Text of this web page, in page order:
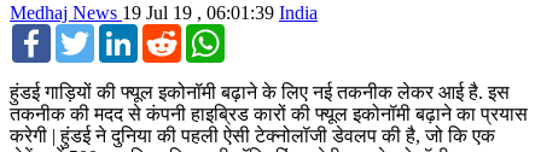
Medhaj News 19 Jul 19 , 06:01:39 India
FacebookTwitterLinkedInReddit
हुंडई गाड़ियों की फ्यूल इकोनॉमी बढ़ाने के लिए नई तकनीक लेकर आई है. इस
तकनीक की मदद से कंपनी हाइब्रिड कारों की फ्यूल इकोनॉमी बढ़ाने का प्रयास
करेगी | हुंडई ने दुनिया की पहली ऐसी टेक्नोलॉजी डेवलप की है, जो कि एक